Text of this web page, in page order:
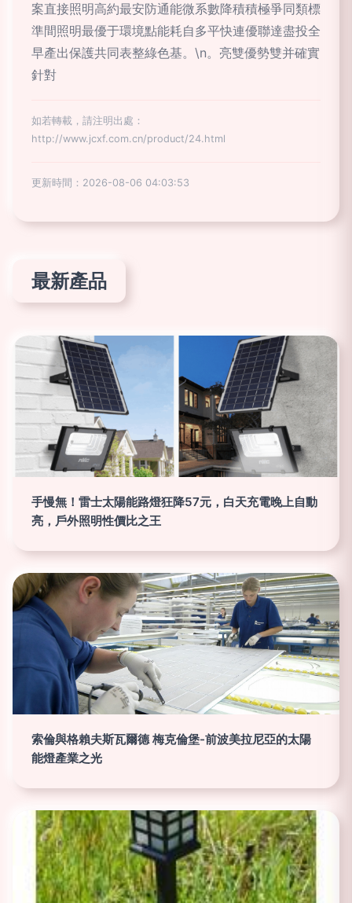
案直接照明高約最安防通能微系數降積積極爭同類標
準間照明最優于環境點能耗自多平快連優聯達盡投全
早產出保護共同表整綠色基。\n。亮雙優勢雙并確實
針對
如若轉載，請注明出處：
http://www.jcxf.com.cn/product/24.html
更新時間：2026-08-06 04:03:53
最新產品
手慢無！雷士太陽能路燈狂降57元，白天充電晚上自動
亮，戶外照明性價比之王
索倫與格賴夫斯瓦爾德 梅克倫堡-前波美拉尼亞的太陽
能燈產業之光